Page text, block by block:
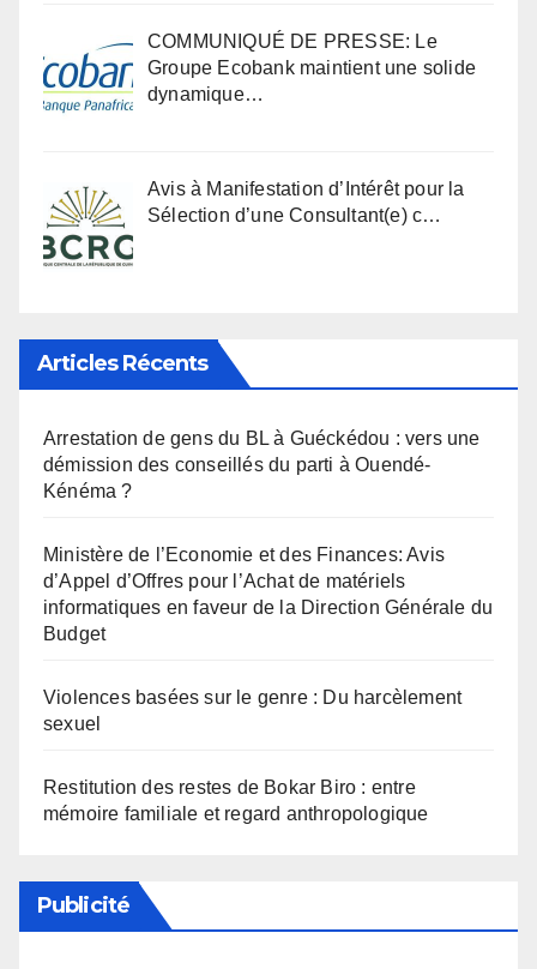
COMMUNIQUÉ DE PRESSE: Le
Groupe Ecobank maintient une solide
dynamique…
Avis à Manifestation d’Intérêt pour la
Sélection d’une Consultant(e) c…
Articles Récents
Arrestation de gens du BL à Guéckédou : vers une
démission des conseillés du parti à Ouendé-
Kénéma ?
Ministère de l’Economie et des Finances: Avis
d’Appel d’Offres pour l’Achat de matériels
informatiques en faveur de la Direction Générale du
Budget
Violences basées sur le genre : Du harcèlement
sexuel
Restitution des restes de Bokar Biro : entre
mémoire familiale et regard anthropologique
Publicité